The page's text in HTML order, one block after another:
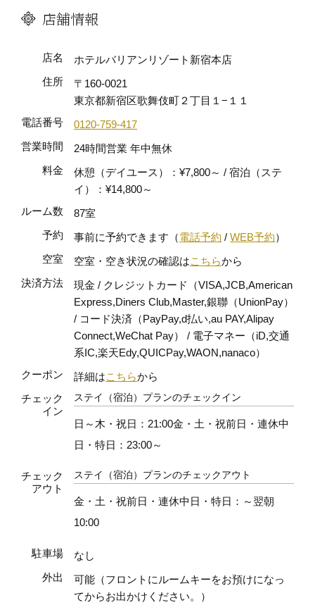
店舗情報
店名
ホテルバリアンリゾート新宿本店
住所
〒160-0021
東京都新宿区歌舞伎町２丁目１−１１
電話番号
0120-759-417
営業時間
24時間営業 年中無休
料金
休憩（デイユース）：¥7,800～ / 宿泊（ステ
イ）：¥14,800～
ルーム数
87室
予約
事前に予約できます（電話予約 / WEB予約）
空室
空室・空き状況の確認はこちらから
決済方法
現金 / クレジットカード（VISA,JCB,American
Express,Diners Club,Master,銀聯（UnionPay）
/ コード決済（PayPay,d払い,au PAY,Alipay
Connect,WeChat Pay） / 電子マネー（iD,交通
系IC,楽天Edy,QUICPay,WAON,nanaco）
クーポン
詳細はこちらから
チェック
イン
ステイ（宿泊）プランのチェックイン
日～木・祝日：21:00金・土・祝前日・連休中
日・特日：23:00～
チェック
アウト
ステイ（宿泊）プランのチェックアウト
金・土・祝前日・連休中日・特日：～翌朝
10:00
駐車場
なし
外出
可能（フロントにルームキーをお預けになっ
てからお出かけください。）